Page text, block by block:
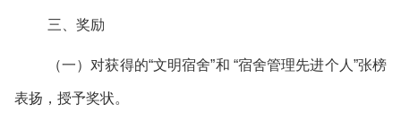
三、奖励
（一）对获得的“文明宿舍”和 “宿舍管理先进个人”张榜
表扬，授予奖状。